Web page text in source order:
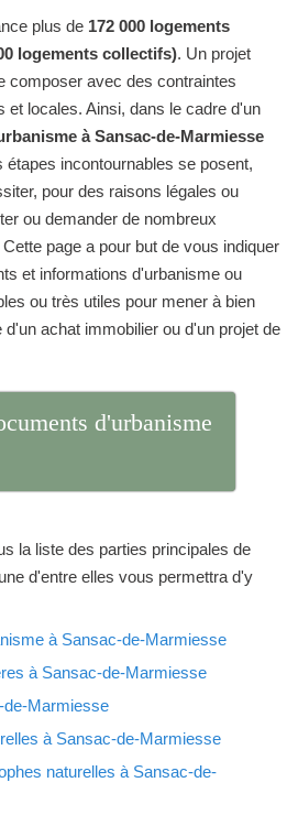
plus de 172 000 logements
logements collectifs). Un projet
composer avec des contraintes
et locales. Ainsi, dans le cadre d'un
à Sansac-de-Marmiesse
étapes incontournables se posent,
pour des raisons légales ou
ou demander de nombreux
page a pour but de vous indiquer
et informations d'urbanisme ou
ou très utiles pour mener à bien
achat immobilier ou d'un projet de
d'urbanisme
la liste des parties principales de
d'entre elles vous permettra d'y
à Sansac-de-Marmiesse
à Sansac-de-Marmiesse
de-Marmiesse
à Sansac-de-Marmiesse
naturelles à Sansac-de-